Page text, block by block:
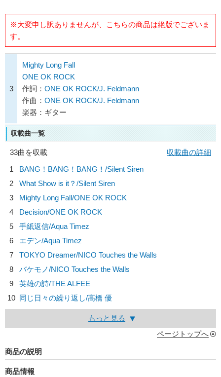
※大変申し訳ありませんが、こちらの商品は絶版でございま
す。
3
Mighty Long Fall
ONE OK ROCK
作詞： ONE OK ROCK/J. Feldmann
作曲： ONE OK ROCK/J. Feldmann
楽器：ギター
収載曲一覧
33曲を収載
収載曲の詳細
1
BANG！BANG！BANG！/Silent Siren
2
What Show is it？/Silent Siren
3
Mighty Long Fall/ONE OK ROCK
4
Decision/ONE OK ROCK
5
手紙返信/Aqua Timez
6
エデン/Aqua Timez
7
TOKYO Dreamer/NICO Touches the Walls
8
バケモノ/NICO Touches the Walls
9
英雄の詩/THE ALFEE
10 同じ日々の繰り返し/高橋 優
もっと見る
ページトップへ
商品の説明
商品情報